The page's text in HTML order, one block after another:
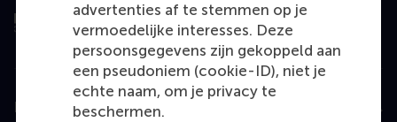
advertenties af te stemmen op je
vermoedelijke interesses. Deze
persoonsgegevens zijn gekoppeld aan
een pseudoniem (cookie-ID), niet je
echte naam, om je privacy te
beschermen.
Education